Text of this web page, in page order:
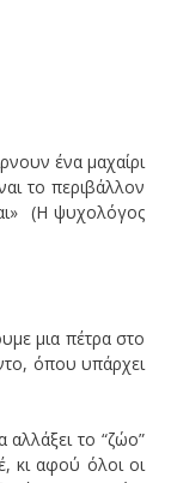
ένα μαχαίρι
το περιβάλλον
(H ψυχολόγος
μια πέτρα στο
όπου υπάρχει
αλλάξει το “ζώο”
κι αφού όλοι οι